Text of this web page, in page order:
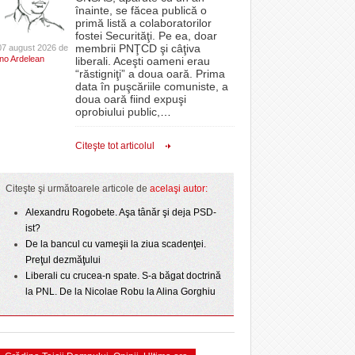
bate
o arată scorul
- 4
Superliga în
derby-urile
ISWinT şi concert Dragoş Moldovan, cinema în
aer liber și activități pentru cei mici- 7 August
2026
Pentru micuţii din Giarmata, miercuri, timp de o
oră, a venit „ploaia”. Apa a fost asigurată de
pompierii voluntari- 6 August 2026
proiectelor derulate de instituție din fonduri
europene/FOTO
ANAF oferă persoanelor fizice posibilitatea să
beneficieze de Declarația Unică 212
precompletată- 25 November 2025
CLIPURI VIDEO
JOCURI ONLINE
DIVERSE
FARMACII DIN
TIMIŞOARA
HARTA TIMIŞOAREI
LICEE, ŞCOLI ŞI
SFATUL MEDICULUI
august 2026 de
Ardelean
înainte, se făcea publică o
primă listă a colaboratorilor
fostei Securităţi. Pe ea, doar
membrii PNŢCD şi câţiva
liberali. Aceşti oameni erau
“răstigniţi” a doua oară. Prima
data în puşcăriile comuniste, a
doua oară fiind expuşi
oprobiului public,
Citeşte tot articolul
Citeşte şi următoarele articole de acelaşi autor:
Alexandru Rogobete. Aşa tânăr şi deja PSD-
ist?
De la bancul cu vameşii la ziua scadenţei.
Preţul dezmăţului
Liberali cu crucea-n spate. S-a băgat doctrină
la PNL. De la Nicolae Robu la Alina Gorghiu